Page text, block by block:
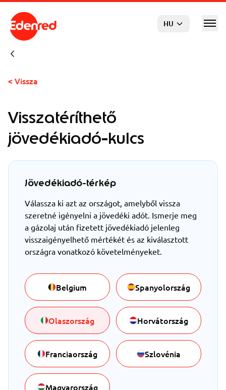
Ugrás a főtartalomra
HU
< Vissza
Visszatéríthető
jövedékiadó-kulcs
Jövedékiadó-térkép
Válassza ki azt az országot, amelyből vissza
szeretné igényelni a jövedéki adót. Ismerje meg
a gázolaj után fizetett jövedékiadó jelenleg
visszaigényelhető mértékét és az kiválasztott
országra vonatkozó követelményeket.
Belgium Spanyolország
Olaszország Horvátország
Franciaország Szlovénia
Magyarország